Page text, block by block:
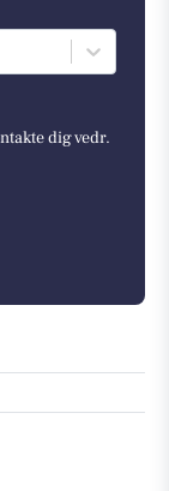
dig vedr.